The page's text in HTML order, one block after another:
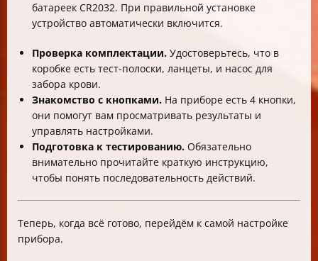
батареек CR2032. При правильной установке
устройство автоматически включится.
Проверка комплектации. Удостоверьтесь, что в
коробке есть тест-полоски, ланцеты, и насос для
забора крови.
Знакомство с кнопками. На приборе есть 4 кнопки,
они помогут вам просматривать результаты и
управлять настройками.
Подготовка к тестированию. Обязательно
внимательно прочитайте краткую инструкцию,
чтобы понять последовательность действий.
Теперь, когда всё готово, перейдём к самой настройке
прибора.